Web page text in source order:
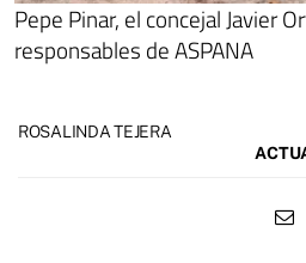
Pepe Pinar, el concejal Javier
responsables de ASPANA
ROSALINDA TEJERA